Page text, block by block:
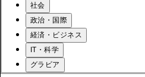
社会
政治・国際
経済・ビジネス
IT・科学
グラビア